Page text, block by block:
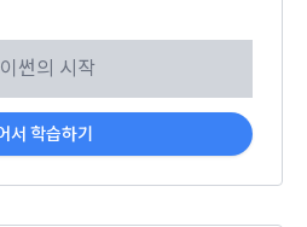
이콘 인재풀’에 등록 시 제공한 개인
없이 “기업회원”(채용 의뢰 기업)
이콘 인재풀 등록’의 서비스를 이용
위반하는 회원에 대한 이용 제한 조
여 서비스의 원활한 운영에 지장을
분쟁조정을 위한 기록 보존, 민원처
운영을 위하여 개인정보를 이용합
썬의 시작
서 학습하기